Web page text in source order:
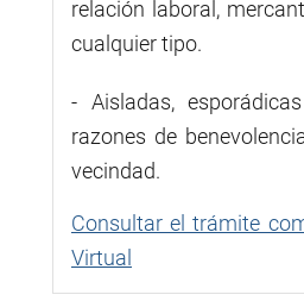
relación laboral,
cualquier tipo.
- Aisladas,
razones de
vecindad.
Consultar el trámite
Virtual